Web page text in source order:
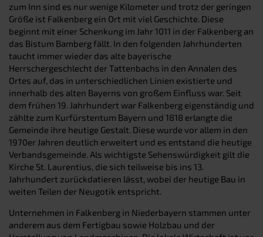
zum Inn sind es nur wenige Kilometer und trotz der geringen
Größe ist Falkenberg ein Ort mit viel Geschichte. Diese
beginnt mit einer Schenkung im Jahr 1011 in der Falkenberg an
das Bistum Bamberg fällt. In den folgenden Jahrhunderten
taucht immer wieder das alte bayerische
Herrschergeschlecht der Tattenbachs in den Annalen des
Ortes auf, das in unterschiedlichen Linien existierte und
innerhalb des alten Bayerns von großem Einfluss war. Seit
dem frühen 19. Jahrhundert war Falkenberg eigenständig und
zählte zum Kurfürstentum Bayern und 1818 erlangte die
Gemeinde ihre heutige Gestalt. Diese wurde vor allem in den
1970er Jahren deutlich erweitert und es entstand die heutige
Verbandsgemeinde. Als wichtigste Sehenswürdigkeit gilt die
Kirche St. Laurentius, die sich teilweise bis ins 13.
Jahrhundert zurückdatieren lässt, wobei der heutige Bau in
weiten Teilen der Neugotik entspricht.
Unternehmen in Falkenberg in Niederbayern stammen unter
anderem aus dem Fertigbau sowie Holzbau und der